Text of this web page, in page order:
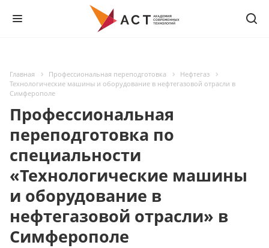
Главная Профессиональная переподготовка
Нефтегаз
Технологические машины и оборудование в нефтегазовой отрасли в
Симферополе
Профессиональная
переподготовка по
специальности
«Технологические машины
и оборудование в
нефтегазовой отрасли» в
Симферополе